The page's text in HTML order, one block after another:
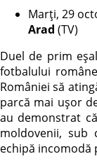
Marți, 29
Arad (TV)
Duel de prim
fotbalului
României să
parcă mai ușor
au demonstrat
moldovenii, sub
echipă